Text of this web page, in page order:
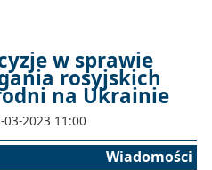
w sprawie
rosyjskich
na Ukrainie
03-2023 11:00
Wiadomości